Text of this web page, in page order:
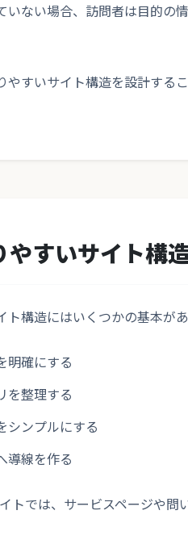
いない場合、訪問者は目的の
やすいサイト構造を設計する
やすいサイト構
ト構造にはいくつかの基本があ
明確にする
を整理する
シンプルにする
導線を作る
トでは、サービスページや問